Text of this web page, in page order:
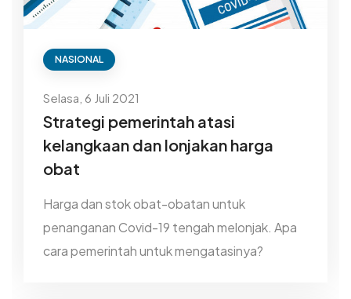
NASIONAL
Selasa, 6 Juli 2021
Strategi pemerintah atasi
kelangkaan dan lonjakan harga
obat
Harga dan stok obat-obatan untuk
penanganan Covid-19 tengah melonjak. Apa
cara pemerintah untuk mengatasinya?